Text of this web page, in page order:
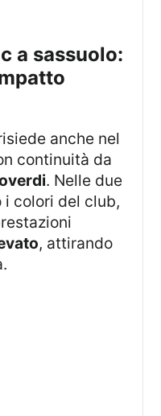
continuità da
. Nelle due
colori del club,
, attirando